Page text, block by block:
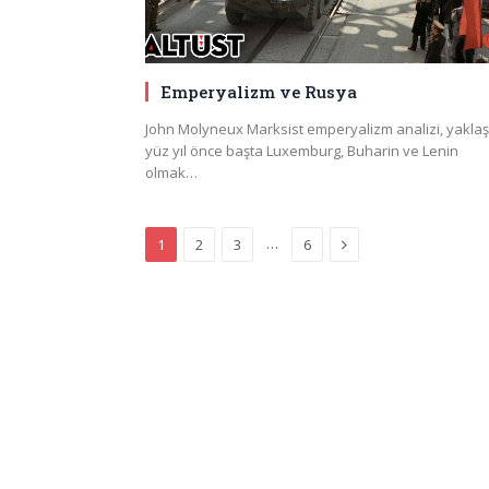
Emperyalizm ve Rusya
John Molyneux Marksist emperyalizm analizi,
yüz yıl önce başta Luxemburg, Buharin ve Lenin
olmak…
1 2 3 … 6 Next